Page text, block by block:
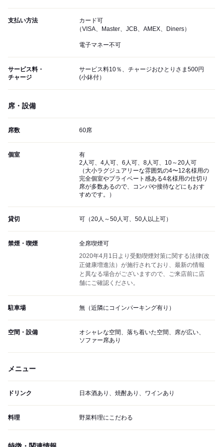
支払い方法
カード可
（VISA、Master、JCB、AMEX、Diners）
電子マネー不可
サービス料・
チャージ
サービス料10％、チャージおひとりさま500円
(小鉢付）
席・設備
席数 60席
個室
有
2人可、4人可、6人可、8人可、10～20人可
（大小ラグジュアリーな雰囲気の4〜12名様用の
完全個室やプライベート感ある4名様用の仕切り
席が多数あるので、コンパや接待などにもおす
すめです。）
貸切 可（20人～50人可、50人以上可）
禁煙・喫煙
全席喫煙可
2020年4月1日より受動喫煙対策に関する法律(改
正健康増進法）が施行されており、最新の情報
と異なる場合がございますので、ご来店前に店
舗にご確認ください。
駐車場 無（近隣にコインパーキング有り）
空間・設備
オシャレな空間、落ち着いた空間、席が広い、
ソファー席あり
メニュー
ドリンク 日本酒あり、焼酎あり、ワインあり
料理 野菜料理にこだわる